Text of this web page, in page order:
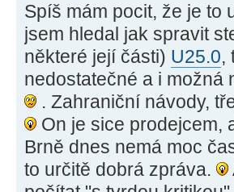
Spíš mám pocit, že je to
jsem hledal jak spravit
některé její části) U25.0,
nedostatečné a i možná
. Zahraniční návody,
On je sice prodejcem,
Brně dnes nemá moc
to určitě dobrá zpráva.